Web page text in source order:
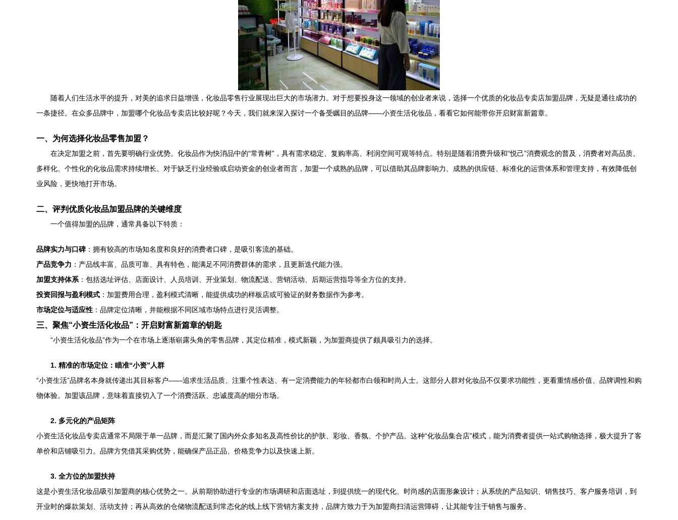
随着人们生活水平的提升，对美的追求日益增强，化妆品零售行业展现出巨大的市场潜力。对于想要投身这一领域的创业者来说，选择一个优质的化妆品专卖店加盟品牌，无疑是通往成功的
一条捷径。在众多品牌中，加盟哪个化妆品专卖店比较好呢？今天，我们就来深入探讨一个备受瞩目的品牌——小资生活化妆品，看看它如何能带你开启财富新篇章。
一、为何选择化妆品零售加盟？
在决定加盟之前，首先要明确行业优势。化妆品作为快消品中的“常青树”，具有需求稳定、复购率高、利润空间可观等特点。特别是随着消费升级和“悦己”消费观念的普及，消费者对高品质、
多样化、个性化的化妆品需求持续增长。对于缺乏行业经验或启动资金的创业者而言，加盟一个成熟的品牌，可以借助其品牌影响力、成熟的供应链、标准化的运营体系和管理支持，有效降低创
业风险，更快地打开市场。
二、评判优质化妆品加盟品牌的关键维度
一个值得加盟的品牌，通常具备以下特质：
品牌实力与口碑 ：拥有较高的市场知名度和良好的消费者口碑，是吸引客流的基础。
产品竞争力 ：产品线丰富、品质可靠、具有特色，能满足不同消费群体的需求，且更新迭代能力强。
加盟支持体系 ：包括选址评估、店面设计、人员培训、开业策划、物流配送、营销活动、后期运营指导等全方位的支持。
投资回报与盈利模式 ：加盟费用合理，盈利模式清晰，能提供成功的样板店或可验证的财务数据作为参考。
市场定位与适应性 ：品牌定位清晰，并能根据不同区域市场特点进行灵活调整。
三、聚焦“小资生活化妆品”：开启财富新篇章的钥匙
“小资生活化妆品”作为一个在市场上逐渐崭露头角的零售品牌，其定位精准，模式新颖，为加盟商提供了颇具吸引力的选择。
1. 精准的市场定位：瞄准“小资”人群
“小资生活”品牌名本身就传递出其目标客户——追求生活品质、注重个性表达、有一定消费能力的年轻都市白领和时尚人士。这部分人群对化妆品不仅要求功能性，更看重情感价值、品牌调性和购
物体验。加盟该品牌，意味着直接切入了一个消费活跃、忠诚度高的细分市场。
2. 多元化的产品矩阵
小资生活化妆品专卖店通常不局限于单一品牌，而是汇聚了国内外众多知名及高性价比的护肤、彩妆、香氛、个护产品。这种“化妆品集合店”模式，能为消费者提供一站式购物选择，极大提升了客
单价和店铺吸引力。品牌方凭借其采购优势，能确保产品正品、价格竞争力以及快速上新。
3. 全方位的加盟扶持
这是小资生活化妆品吸引加盟商的核心优势之一。从前期协助进行专业的市场调研和店面选址，到提供统一的现代化、时尚感的店面形象设计；从系统的产品知识、销售技巧、客户服务培训，到
开业时的爆款策划、活动支持；再从高效的仓储物流配送到常态化的线上线下营销方案支持，品牌方致力于为加盟商扫清运营障碍，让其能专注于销售与服务。